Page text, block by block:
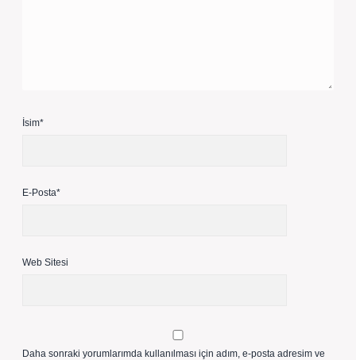
İsim*
E-Posta*
Web Sitesi
Daha sonraki yorumlarımda kullanılması için adım, e-posta adresim ve